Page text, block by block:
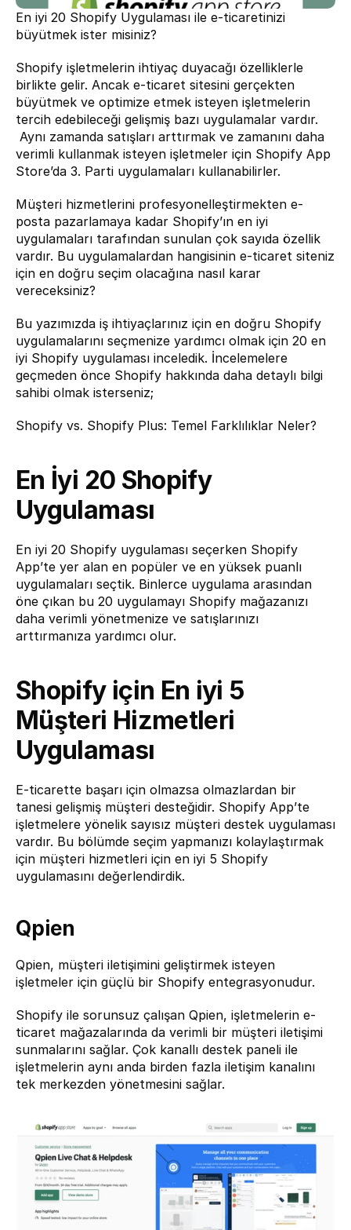
En iyi 20 Shopify Uygulaması ile e-ticaretinizi
büyütmek ister misiniz?
Shopify işletmelerin ihtiyaç duyacağı özelliklerle
birlikte gelir. Ancak e-ticaret sitesini gerçekten
büyütmek ve optimize etmek isteyen işletmelerin
tercih edebileceği gelişmiş bazı uygulamalar vardır.
Aynı zamanda satışları arttırmak ve zamanını daha
verimli kullanmak isteyen işletmeler için Shopify App
Store’da 3. Parti uygulamaları kullanabilirler.
Müşteri hizmetlerini profesyonelleştirmekten e-
posta pazarlamaya kadar Shopify’ın en iyi
uygulamaları tarafından sunulan çok sayıda özellik
vardır. Bu uygulamalardan hangisinin e-ticaret siteniz
için en doğru seçim olacağına nasıl karar
vereceksiniz?
Bu yazımızda iş ihtiyaçlarınız için en doğru Shopify
uygulamalarını seçmenize yardımcı olmak için 20 en
iyi Shopify uygulaması inceledik. İncelemelere
geçmeden önce Shopify hakkında daha detaylı bilgi
sahibi olmak isterseniz;
Shopify vs. Shopify Plus: Temel Farklılıklar Neler?
En İyi 20 Shopify
Uygulaması
En iyi 20 Shopify uygulaması seçerken Shopify
App’te yer alan en popüler ve en yüksek puanlı
uygulamaları seçtik. Binlerce uygulama arasından
öne çıkan bu 20 uygulamayı Shopify mağazanızı
daha verimli yönetmenize ve satışlarınızı
arttırmanıza yardımcı olur.
Shopify için En iyi 5
Müşteri Hizmetleri
Uygulaması
E-ticarette başarı için olmazsa olmazlardan bir
tanesi gelişmiş müşteri desteğidir. Shopify App’te
işletmelere yönelik sayısız müşteri destek uygulaması
vardır. Bu bölümde seçim yapmanızı kolaylaştırmak
için müşteri hizmetleri için en iyi 5 Shopify
uygulamasını değerlendirdik.
Qpien
Qpien, müşteri iletişimini geliştirmek isteyen
işletmeler için güçlü bir Shopify entegrasyonudur.
Shopify ile sorunsuz çalışan Qpien, işletmelerin e-
ticaret mağazalarında da verimli bir müşteri iletişimi
sunmalarını sağlar. Çok kanallı destek paneli ile
işletmelerin aynı anda birden fazla iletişim kanalını
tek merkezden yönetmesini sağlar.